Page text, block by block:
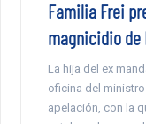
Familia Frei
magnicidio de
La hija del ex
oficina del
apelación, con la